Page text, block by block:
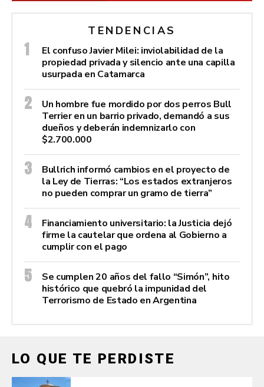
TENDENCIAS
El confuso Javier Milei: inviolabilidad de la
propiedad privada y silencio ante una capilla
usurpada en Catamarca
Un hombre fue mordido por dos perros Bull
Terrier en un barrio privado, demandó a sus
dueños y deberán indemnizarlo con
$2.700.000
Bullrich informó cambios en el proyecto de
la Ley de Tierras: “Los estados extranjeros
no pueden comprar un gramo de tierra”
Financiamiento universitario: la Justicia dejó
firme la cautelar que ordena al Gobierno a
cumplir con el pago
Se cumplen 20 años del fallo “Simón”, hito
histórico que quebró la impunidad del
Terrorismo de Estado en Argentina
LO QUE TE PERDISTE